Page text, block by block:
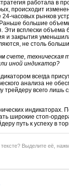
работала в
происходит
часовых рынков
большие
Эти всплески
и закрытия
не столь
счете, техническая
иной индикатор?
всегда
анализа не
всего лишь
индикаторах.
широкие стоп-
путь к успеху в
Выделите её,